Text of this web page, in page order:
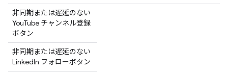
非同期または遅延のない
YouTube チャンネル登録
ボタン
非同期または遅延のない
LinkedIn フォローボタン